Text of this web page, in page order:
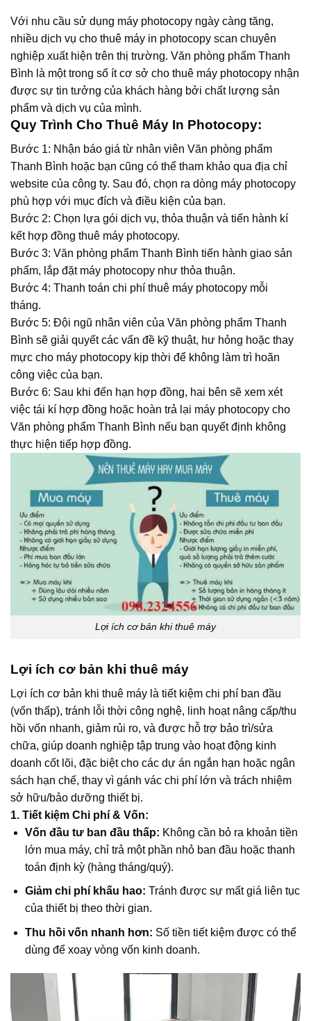
Với nhu cầu sử dụng máy photocopy ngày càng tăng,
nhiều dịch vụ cho thuê máy in photocopy scan chuyên
nghiệp xuất hiện trên thị trường. Văn phòng phẩm Thanh
Bình là một trong số ít cơ sở cho thuê máy photocopy nhận
được sự tin tưởng của khách hàng bởi chất lượng sản
phẩm và dịch vụ của mình.
Quy Trình Cho Thuê Máy In Photocopy:
Bước 1: Nhận báo giá từ nhân viên Văn phòng phẩm
Thanh Bình hoặc bạn cũng có thể tham khảo qua địa chỉ
website của công ty. Sau đó, chọn ra dòng máy photocopy
phù hợp với mục đích và điều kiện của bạn.
Bước 2: Chọn lựa gói dịch vụ, thỏa thuận và tiến hành kí
kết hợp đồng thuê máy photocopy.
Bước 3: Văn phòng phẩm Thanh Bình tiến hành giao sản
phẩm, lắp đặt máy photocopy như thỏa thuận.
Bước 4: Thanh toán chi phí thuê máy photocopy mỗi
tháng.
Bước 5: Đội ngũ nhân viên của Văn phòng phẩm Thanh
Bình sẽ giải quyết các vấn đề kỹ thuật, hư hỏng hoặc thay
mực cho máy photocopy kịp thời để không làm trì hoãn
công việc của bạn.
Bước 6: Sau khi đến hạn hợp đồng, hai bên sẽ xem xét
việc tái kí hợp đồng hoặc hoàn trả lại máy photocopy cho
Văn phòng phẩm Thanh Bình nếu bạn quyết định không
thực hiện tiếp hợp đồng.
Lợi ích cơ bản khi thuê máy
Lợi ích cơ bản khi thuê máy
Lợi ích cơ bản khi thuê máy là tiết kiệm chi phí ban đầu
(vốn thấp), tránh lỗi thời công nghệ, linh hoạt nâng cấp/thu
hồi vốn nhanh, giảm rủi ro, và được hỗ trợ bảo trì/sửa
chữa, giúp doanh nghiệp tập trung vào hoạt động kinh
doanh cốt lõi, đặc biệt cho các dự án ngắn hạn hoặc ngân
sách hạn chế, thay vì gánh vác chi phí lớn và trách nhiệm
sở hữu/bảo dưỡng thiết bị.
1. Tiết kiệm Chi phí & Vốn:
Vốn đầu tư ban đầu thấp: Không cần bỏ ra khoản tiền
lớn mua máy, chỉ trả một phần nhỏ ban đầu hoặc thanh
toán định kỳ (hàng tháng/quý).
Giảm chi phí khấu hao: Tránh được sự mất giá liên tục
của thiết bị theo thời gian.
Thu hồi vốn nhanh hơn: Số tiền tiết kiệm được có thể
dùng để xoay vòng vốn kinh doanh.